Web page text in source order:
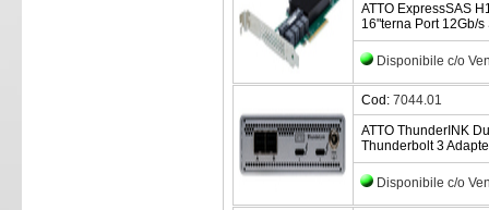
ATTO ExpressSAS
16"terna Port 12Gb/s
Disponibile c/o
Cod: 7044.01
ATTO ThunderINK
Thunderbolt 3
Disponibile c/o